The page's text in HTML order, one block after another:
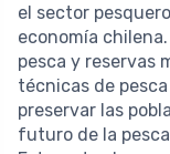
el sector
economía
pesca y reservas
técnicas de
preservar las
futuro de la